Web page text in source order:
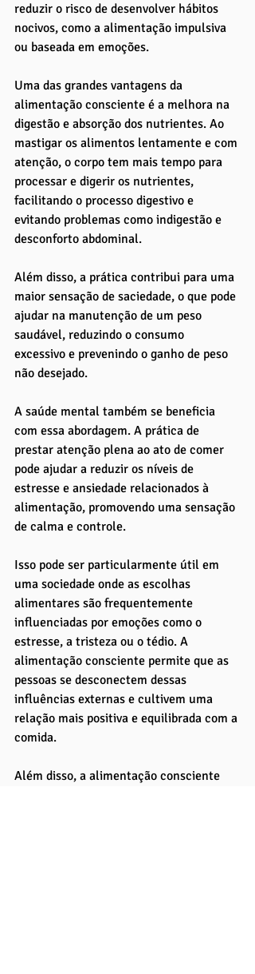
reduzir o risco de desenvolver hábitos
nocivos, como a alimentação impulsiva
ou baseada em emoções.
Uma das grandes vantagens da
alimentação consciente é a melhora na
digestão e absorção dos nutrientes. Ao
mastigar os alimentos lentamente e com
atenção, o corpo tem mais tempo para
processar e digerir os nutrientes,
facilitando o processo digestivo e
evitando problemas como indigestão e
desconforto abdominal.
Além disso, a prática contribui para uma
maior sensação de saciedade, o que pode
ajudar na manutenção de um peso
saudável, reduzindo o consumo
excessivo e prevenindo o ganho de peso
não desejado.
A saúde mental também se beneficia
com essa abordagem. A prática de
prestar atenção plena ao ato de comer
pode ajudar a reduzir os níveis de
estresse e ansiedade relacionados à
alimentação, promovendo uma sensação
de calma e controle.
Isso pode ser particularmente útil em
uma sociedade onde as escolhas
alimentares são frequentemente
influenciadas por emoções como o
estresse, a tristeza ou o tédio. A
alimentação consciente permite que as
pessoas se desconectem dessas
influências externas e cultivem uma
relação mais positiva e equilibrada com a
comida.
Além disso, a alimentação consciente